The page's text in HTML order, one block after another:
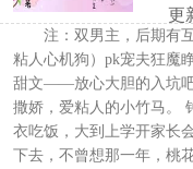
更
注：双男主，后期有
粘人心机狗）pk宠夫狂
甜文——放心大胆的入坑
撒娇，爱粘人的小竹马。
衣吃饭，大到上学开家长
下去，不曾想那一年，桃